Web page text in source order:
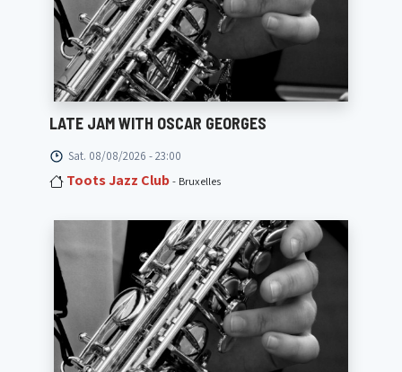
LATE JAM WITH OSCAR GEORGES
Sat. 08/08/2026 - 23:00
Toots Jazz Club- Bruxelles